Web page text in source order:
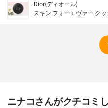
Dior(ディオール)
スキン フォーエヴァー クッ
ニナコさんがクチコミ